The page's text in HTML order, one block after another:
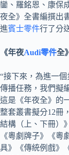
鑾、羅銘恩、康保
夜全》全書編撰出
進賓士零件行了分
《年夜Audi零件全
“接下來，為進一
傳播任務，我們擬
這是《年夜全》的
整套叢書擬分12冊
結構（上、下冊）
《粵劇牌子》《粵
具》《傳統例戲》